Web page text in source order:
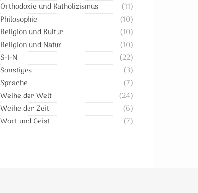
Orthodoxie und Katholizismus
(11)
Philosophie
(10)
Religion und Kultur
(10)
Religion und Natur
(10)
S-I-N
(22)
Sonstiges
(3)
Sprache
(7)
Weihe der Welt
(24)
Weihe der Zeit
(6)
Wort und Geist
(7)